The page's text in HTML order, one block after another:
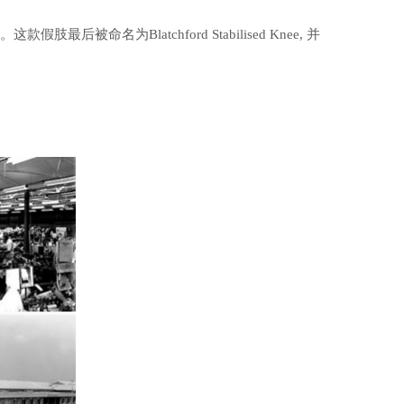
款假肢最后被命名为Blatchford Stabilised Knee, 并